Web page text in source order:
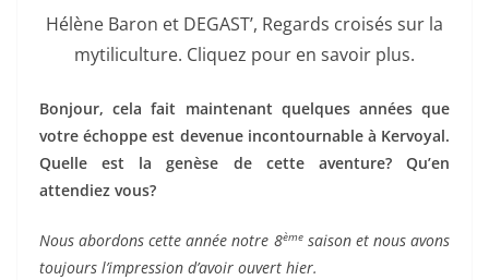
Hélène Baron et DEGAST’, Regards croisés sur la
mytiliculture. Cliquez pour en savoir plus.
Bonjour, cela fait maintenant quelques années que
votre échoppe est devenue incontournable à Kervoyal.
Quelle est la genèse de cette aventure? Qu’en
attendiez vous?
Nous abordons cette année notre 8èmesaison et nous avons
toujours l’impression d’avoir ouvert hier.